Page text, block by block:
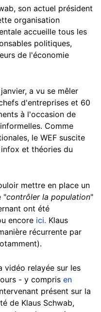
son actuel président
organisation
accueille tous les
politiques,
de l'économie
a vu se mêler
d'entreprises et 60
à l'occasion de
Comme
le WEF suscite
et théories du
mettre en place un
"contrôler la population"
ont été
encore ici. Klaus
récurrente par
vidéo relayée sur les
- y compris en
présent sur la
de Klaus Schwab,